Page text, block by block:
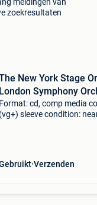
zoekresultaten
New York Stage
London Symphony
Format: cd, comp media
(vg+) sleeve condition:
Verzenden